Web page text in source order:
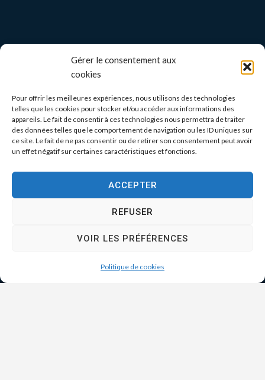
Gérer le consentement aux
cookies
Pour offrir les meilleures expériences, nous utilisons des technologies
telles que les cookies pour stocker et/ou accéder aux informations des
appareils. Le fait de consentir à ces technologies nous permettra de traiter
des données telles que le comportement de navigation ou les ID uniques sur
ce site. Le fait de ne pas consentir ou de retirer son consentement peut avoir
un effet négatif sur certaines caractéristiques et fonctions.
ACCEPTER
REFUSER
VOIR LES PRÉFÉRENCES
Politique de cookies